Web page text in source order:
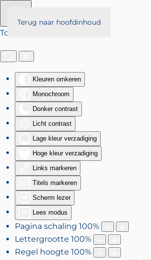
Toegankelijkheid
Kleuren omkeren
Monochroom
Donker contrast
Licht contrast
Lage kleur verzadiging
Hoge kleur verzadiging
Links markeren
Titels markeren
Scherm lezer
Lees modus
Pagina schaling 100%
Lettergrootte 100%
Regel hoogte 100%
Terug naar hoofdinhoud